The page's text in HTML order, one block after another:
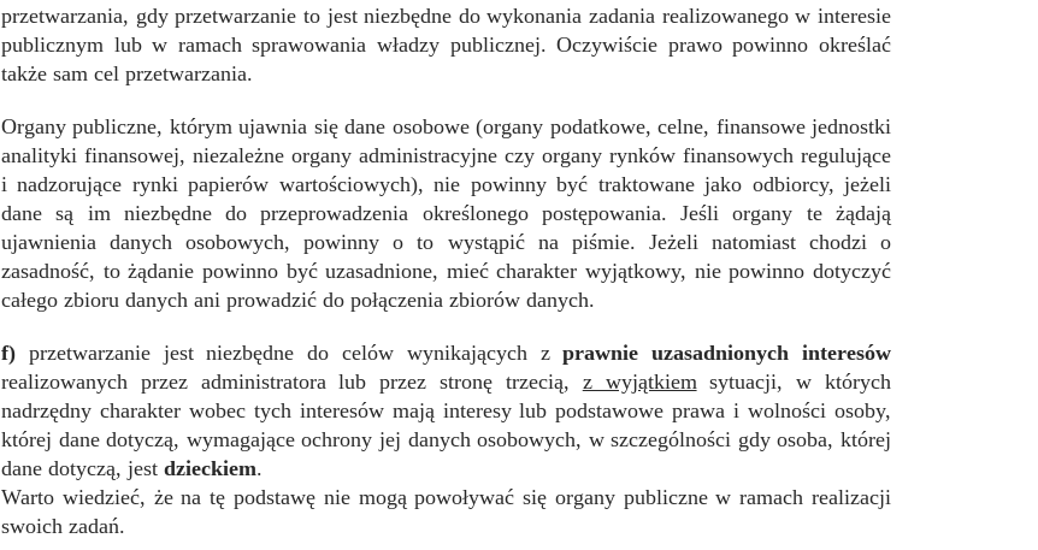
przetwarzania, gdy przetwarzanie to jest niezbędne do wykonania zadania realizowanego w interesie
publicznym lub w ramach sprawowania władzy publicznej. Oczywiście prawo powinno określać
także sam cel przetwarzania.
Organy publiczne, którym ujawnia się dane osobowe (organy podatkowe, celne, finansowe jednostki
analityki finansowej, niezależne organy administracyjne czy organy rynków finansowych regulujące
i nadzorujące rynki papierów wartościowych), nie powinny być traktowane jako odbiorcy, jeżeli
dane są im niezbędne do przeprowadzenia określonego postępowania. Jeśli organy te żądają
ujawnienia danych osobowych, powinny o to wystąpić na piśmie. Jeżeli natomiast chodzi o
zasadność, to żądanie powinno być uzasadnione, mieć charakter wyjątkowy, nie powinno dotyczyć
całego zbioru danych ani prowadzić do połączenia zbiorów danych.
f) przetwarzanie jest niezbędne do celów wynikających zprawnie uzasadnionych interesów
realizowanych przez administratora lub przez stronę trzecią, z wyjątkiemsytuacji, w których
nadrzędny charakter wobec tych interesów mają interesy lub podstawowe prawa i wolności osoby,
której dane dotyczą, wymagające ochrony jej danych osobowych, w szczególności gdy osoba, której
dane dotyczą, jest dzieckiem.
Warto wiedzieć, że na tę podstawę nie mogą powoływać się organy publiczne w ramach realizacji
swoich zadań.